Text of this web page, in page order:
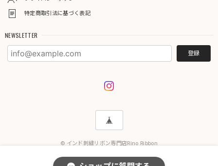
特定商取引法に基づく表記
NEWSLETTER
登録
© インド刺繍リボン専門店Rino Ribbon
International shipping available